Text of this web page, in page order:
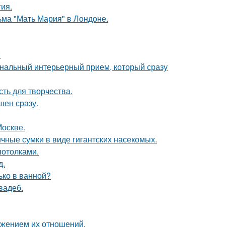
"Мать Мария" в Лондоне.
интерьерный прием, который сразу
для творчества.
сразу.
сумки в виде гигантских насекомых.
в ванной?
их отношений.